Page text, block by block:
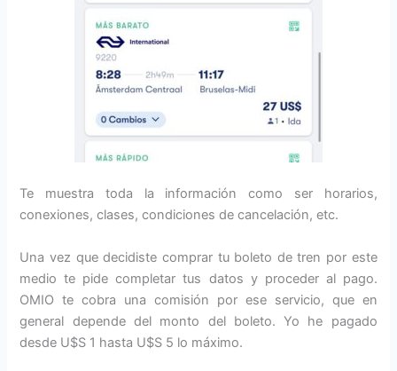
Te muestra toda la información como ser horarios,
conexiones, clases, condiciones de cancelación, etc.
Una vez que decidiste comprar tu boleto de tren por este
medio te pide completar tus datos y proceder al pago.
OMIO te cobra una comisión por ese servicio, que en
general depende del monto del boleto. Yo he pagado
desde U$S 1 hasta U$S 5 lo máximo.